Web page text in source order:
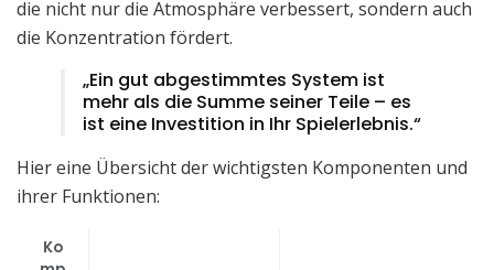
die nicht nur die Atmosphäre verbessert, sondern auch
die Konzentration fördert.
„Ein gut abgestimmtes System ist
mehr als die Summe seiner Teile – es
ist eine Investition in Ihr Spielerlebnis.“
Hier eine Übersicht der wichtigsten Komponenten und
ihrer Funktionen:
Ko